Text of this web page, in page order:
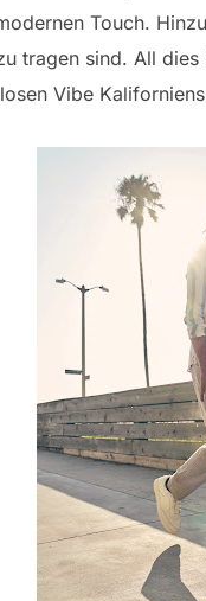
Touch.
tragen sind. All
Vibe